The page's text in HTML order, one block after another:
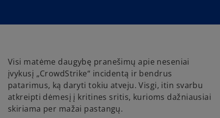
Visi matėme daugybę pranešimų apie neseniai
įvykusį „CrowdStrike“ incidentą ir bendrus
patarimus, ką daryti tokiu atveju. Visgi, itin svarbu
atkreipti dėmesį į kritines sritis, kurioms dažniausiai
skiriama per mažai pastangų.